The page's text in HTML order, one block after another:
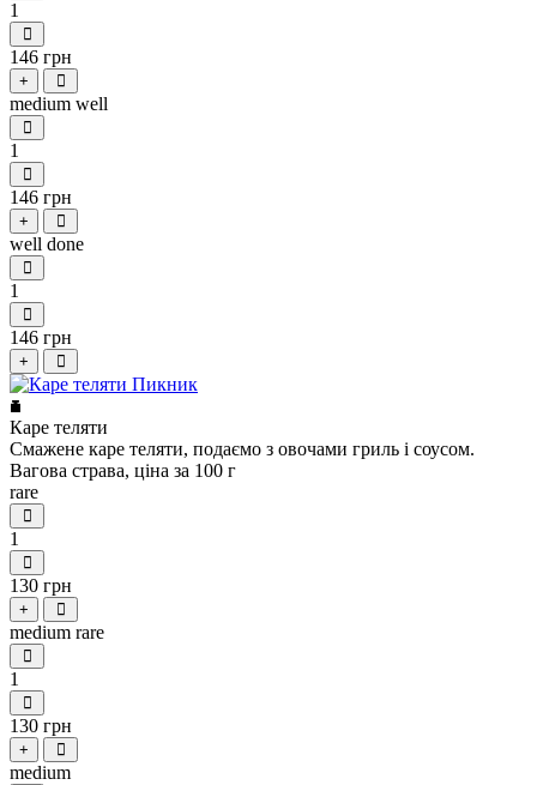
1
146 грн
+
medium well
1
146 грн
+
well done
1
146 грн
+
Каре теляти
Смажене каре теляти, подаємо з овочами гриль і соусом.
Вагова страва, ціна за 100 г
rare
1
130 грн
+
medium rare
1
130 грн
+
medium